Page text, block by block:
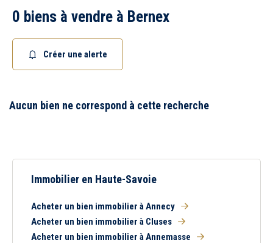
0 biens à vendre à Bernex
Créer une alerte
Aucun bien ne correspond à cette recherche
Immobilier en Haute-Savoie
Acheter un bien immobilier à Annecy
Acheter un bien immobilier à Cluses
Acheter un bien immobilier à Annemasse